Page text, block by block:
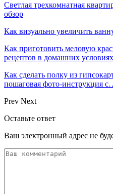
Светлая трехкомнатная
обзор
Как визуально увеличить
Как приготовить меловую
рецептов в домашних условиях
Как сделать полку из
пошаговая фото-инструкция
Prev Next
Оставьте ответ
Ваш электронный адрес не